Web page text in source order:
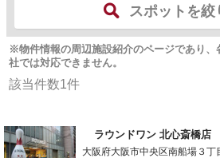
スポットを絞
※物件情報の周辺施設紹介のページであり、
社では対応できません。
該当件数1件
ラウンドワン 北心斎橋店
大阪府大阪市中央区南船場３丁